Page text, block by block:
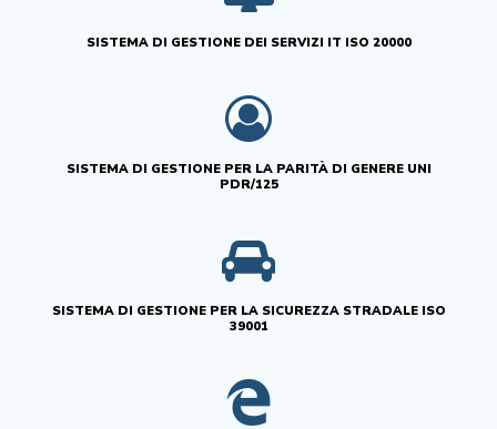
SISTEMA DI GESTIONE DEI SERVIZI IT ISO 20000
SISTEMA DI GESTIONE PER LA PARITÀ DI GENERE UNI
PDR/125
SISTEMA DI GESTIONE PER LA SICUREZZA STRADALE ISO
39001